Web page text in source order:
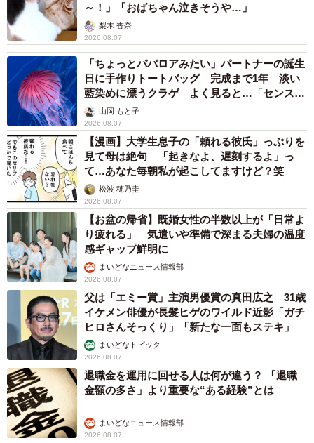
～！」「おばちゃん泣きそうや…」
梨木 香奈
2026.08.07
「ちょっとババロアみたい」パートナーの誕生
日に手作りトートバッグ 完成まで1年 淡い
藍染めに漂うクラゲ よく見ると…「センスす
ごい」山岡 もと子
2026.08.07
【漫画】大学生息子の「頼れる彼氏」っぷりを
見て母は絶句 「起きなよ、遅刻するよ」っ
て…あなた毎朝私が起こしてますけど？笑
松波 穂乃圭
2026.08.07
【お盆の帰省】既婚女性の半数以上が「日常よ
り疲れる」 気遣いや準備で深まる夫婦の温度
感ギャップ鮮明に
まいどなニュース情報部
2026.08.07
父は「エミー賞」主演男優賞の真田広之 31歳
イケメン俳優が長髪ヒゲのワイルド近影「ガチ
ヒロさんそっくり」「新たな一面もステキ」
まいどなトピック
2026.08.07
退職金を運用に回せる人は何が違う？ 「退職
金額の多さ」より重要な“ある経験”とは
まいどなニュース情報部
2026.08.07